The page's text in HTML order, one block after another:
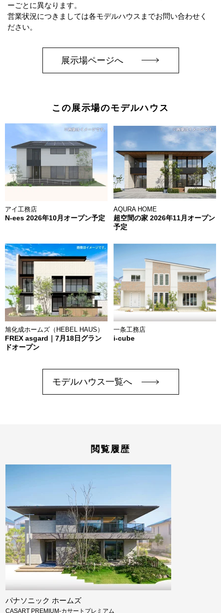
ーごとに異なります。
営業状況につきましては各モデルハウスまでお問い合わせく
ださい。
展示場ページへ
この展示場のモデルハウス
アイ工務店
N-ees 2026年10月オープン予定
AQURA HOME
超空間の家 2026年11月オープン
予定
旭化成ホームズ（HEBEL HAUS）
FREX asgard｜7月18日グラン
ドオープン
一条工務店
i-cube
モデルハウス一覧へ
閲覧履歴
パナソニック ホームズ
CASART PREMIUM-カサートプレミアム